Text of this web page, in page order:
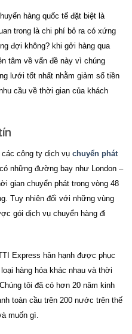
hàng quốc tế đặt biệt là
trong là chi phí bỏ ra có xứng
đợi không? khi gởi hàng qua
tâm về vấn đề này vì chúng
lưới tốt nhất nhằm giảm số tiền
cầu về thời gian của khách
công ty dịch vụ chuyển phát
những đường bay như London –
gian chuyển phát trong vòng 48
Tuy nhiên đối với những vùng
gói dịch vụ chuyển hàng đi
Express hân hạnh được phục
hàng hóa khác nhau và thời
tôi đã có hơn 20 năm kinh
toàn cầu trên 200 nước trên thế
muốn gì.